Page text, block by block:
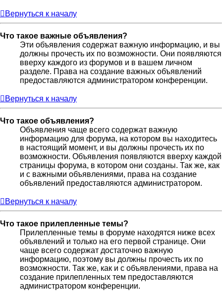
Вернуться к началу
Что такое важные объявления?
Эти объявления содержат важную информацию, и вы
должны прочесть их по возможности. Они появляются
вверху каждого из форумов и в вашем личном
разделе. Права на создание важных объявлений
предоставляются администратором конференции.
Вернуться к началу
Что такое объявления?
Объявления чаще всего содержат важную
информацию для форума, на котором вы находитесь
в настоящий момент, и вы должны прочесть их по
возможности. Объявления появляются вверху каждой
страницы форума, в котором они созданы. Так же, как
и с важными объявлениями, права на создание
объявлений предоставляются администратором.
Вернуться к началу
Что такое прилепленные темы?
Прилепленные темы в форуме находятся ниже всех
объявлений и только на его первой странице. Они
чаще всего содержат достаточно важную
информацию, поэтому вы должны прочесть их по
возможности. Так же, как и с объявлениями, права на
создание прилепленных тем предоставляются
администратором конференции.